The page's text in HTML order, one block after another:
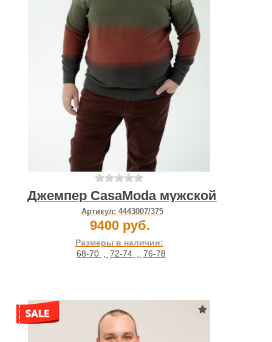
Джемпер CasaModa мужской
Артикул: 4443007/375
9400 руб.
Размеры в наличии:
68-70 , 72-74 , 76-78